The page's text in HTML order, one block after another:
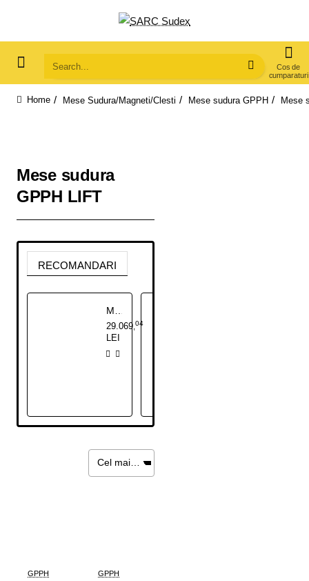
Search...
Mese Sudura/Magneti/Clesti Mese sudura GPPH Mese
Mese sudura
GPPH LIFT
RECOMANDARI
Masa de sudura GPPH XWT PRO, ridicare hidraulica
29.069 04
LEI
GPPH
GPPH